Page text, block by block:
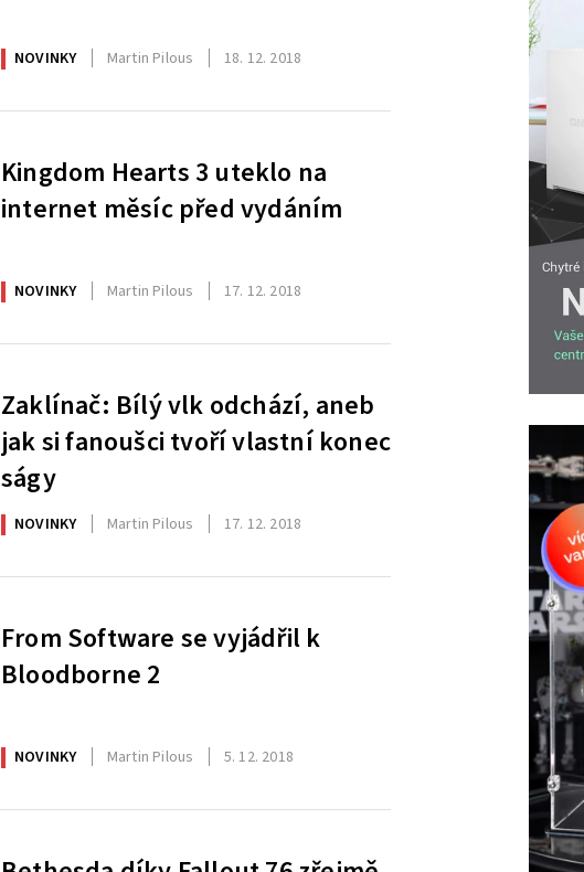
NOVINKY Martin Pilous 18. 12. 2018
Kingdom Hearts 3 uteklo na
internet měsíc před vydáním
NOVINKY Martin Pilous 17. 12. 2018
Zaklínač: Bílý vlk odchází, aneb
jak si fanoušci tvoří vlastní konec
ságy
NOVINKY Martin Pilous 17. 12. 2018
From Software se vyjádřil k
Bloodborne 2
NOVINKY Martin Pilous 5. 12. 2018